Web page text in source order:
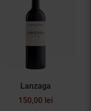
Lanzaga
150,00 lei